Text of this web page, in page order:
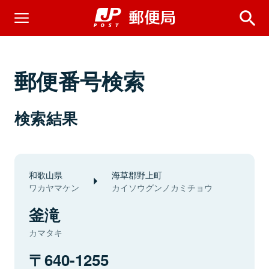
郵便番号検索
検索結果
和歌山県
ワカヤマケン
海草郡野上町
カイソウグンノカミチョウ
釜滝
カマタキ
640-1255